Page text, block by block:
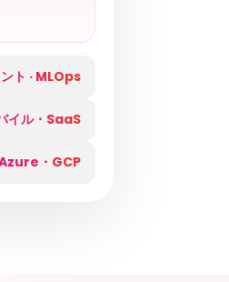
ト · MLOps
イル・SaaS
・GCP